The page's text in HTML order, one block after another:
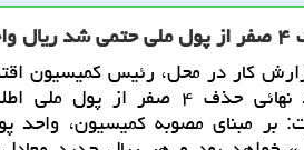
ماند
کار در محل، رئیس کمیسیون
تایید نهائی حذف ۴ صفر از
بر مبنای مصوبه کمیسیون، واحد